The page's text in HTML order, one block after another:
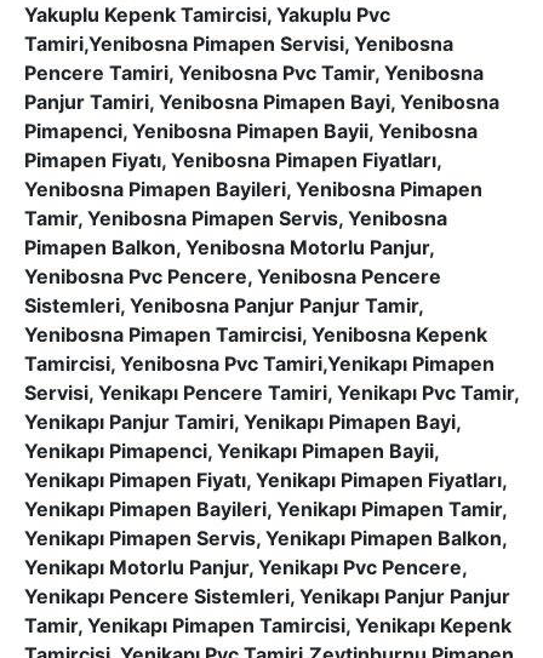
Yakuplu Kepenk Tamircisi, Yakuplu Pvc
Tamiri,Yenibosna Pimapen Servisi, Yenibosna
Pencere Tamiri, Yenibosna Pvc Tamir, Yenibosna
Panjur Tamiri, Yenibosna Pimapen Bayi, Yenibosna
Pimapenci, Yenibosna Pimapen Bayii, Yenibosna
Pimapen Fiyatı, Yenibosna Pimapen Fiyatları,
Yenibosna Pimapen Bayileri, Yenibosna Pimapen
Tamir, Yenibosna Pimapen Servis, Yenibosna
Pimapen Balkon, Yenibosna Motorlu Panjur,
Yenibosna Pvc Pencere, Yenibosna Pencere
Sistemleri, Yenibosna Panjur Panjur Tamir,
Yenibosna Pimapen Tamircisi, Yenibosna Kepenk
Tamircisi, Yenibosna Pvc Tamiri,Yenikapı Pimapen
Servisi, Yenikapı Pencere Tamiri, Yenikapı Pvc Tamir,
Yenikapı Panjur Tamiri, Yenikapı Pimapen Bayi,
Yenikapı Pimapenci, Yenikapı Pimapen Bayii,
Yenikapı Pimapen Fiyatı, Yenikapı Pimapen Fiyatları,
Yenikapı Pimapen Bayileri, Yenikapı Pimapen Tamir,
Yenikapı Pimapen Servis, Yenikapı Pimapen Balkon,
Yenikapı Motorlu Panjur, Yenikapı Pvc Pencere,
Yenikapı Pencere Sistemleri, Yenikapı Panjur Panjur
Tamir, Yenikapı Pimapen Tamircisi, Yenikapı Kepenk